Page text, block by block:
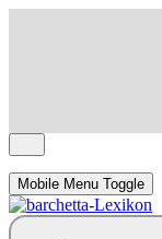
Mobile Menu Toggle